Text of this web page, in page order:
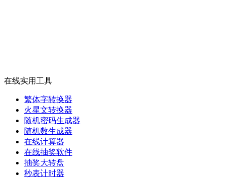
在线实用工具
繁体字转换器
火星文转换器
随机密码生成器
随机数生成器
在线计算器
在线抽奖软件
抽奖大转盘
秒表计时器